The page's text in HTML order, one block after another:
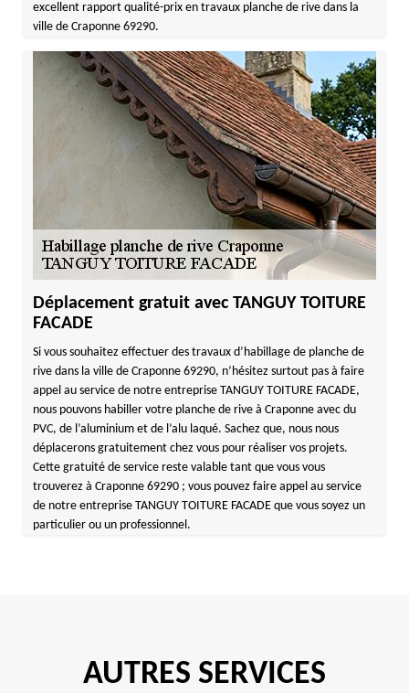
excellent rapport qualité-prix en travaux planche de rive dans la
ville de Craponne 69290.
Déplacement gratuit avec TANGUY TOITURE
FACADE
Si vous souhaitez effectuer des travaux d’habillage de planche de
rive dans la ville de Craponne 69290, n’hésitez surtout pas à faire
appel au service de notre entreprise TANGUY TOITURE FACADE,
nous pouvons habiller votre planche de rive à Craponne avec du
PVC, de l’aluminium et de l’alu laqué. Sachez que, nous nous
déplacerons gratuitement chez vous pour réaliser vos projets.
Cette gratuité de service reste valable tant que vous vous
trouverez à Craponne 69290 ; vous pouvez faire appel au service
de notre entreprise TANGUY TOITURE FACADE que vous soyez un
particulier ou un professionnel.
AUTRES SERVICES